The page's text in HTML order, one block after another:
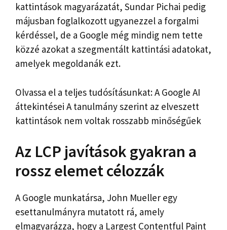
kattintások magyarázatát, Sundar Pichai pedig
májusban foglalkozott ugyanezzel a forgalmi
kérdéssel, de a Google még mindig nem tette
közzé azokat a szegmentált kattintási adatokat,
amelyek megoldanák ezt.
Olvassa el a teljes tudósításunkat: A Google AI
áttekintései A tanulmány szerint az elveszett
kattintások nem voltak rosszabb minőségűek
Az LCP javítások gyakran a
rossz elemet célozzák
A Google munkatársa, John Mueller egy
esettanulmányra mutatott rá, amely
elmagyarázza, hogy a Largest Contentful Paint